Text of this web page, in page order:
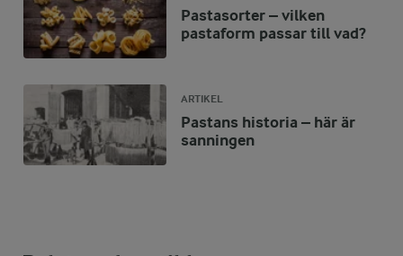
Pastasorter – vilken
pastaform passar till vad?
ARTIKEL
Pastans historia – här är
sanningen